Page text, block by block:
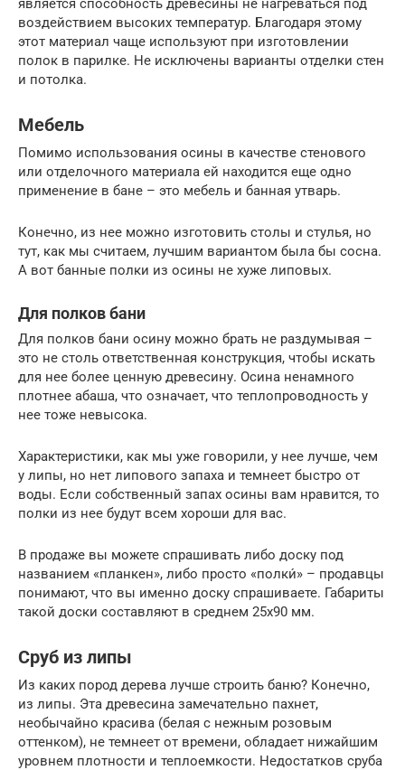
является способность древесины не нагреваться под
воздействием высоких температур. Благодаря этому
этот материал чаще используют при изготовлении
полок в парилке. Не исключены варианты отделки стен
и потолка.
Мебель
Помимо использования осины в качестве стенового
или отделочного материала ей находится еще одно
применение в бане – это мебель и банная утварь.
Конечно, из нее можно изготовить столы и стулья, но
тут, как мы считаем, лучшим вариантом была бы сосна.
А вот банные полки из осины не хуже липовых.
Для полков бани
Для полков бани осину можно брать не раздумывая –
это не столь ответственная конструкция, чтобы искать
для нее более ценную древесину. Осина ненамного
плотнее абаша, что означает, что теплопроводность у
нее тоже невысока.
Характеристики, как мы уже говорили, у нее лучше, чем
у липы, но нет липового запаха и темнеет быстро от
воды. Если собственный запах осины вам нравится, то
полки из нее будут всем хороши для вас.
В продаже вы можете спрашивать либо доску под
названием «планкен», либо просто «полки́» – продавцы
понимают, что вы именно доску спрашиваете. Габариты
такой доски составляют в среднем 25х90 мм.
Сруб из липы
Из каких пород дерева лучше строить баню? Конечно,
из липы. Эта древесина замечательно пахнет,
необычайно красива (белая с нежным розовым
оттенком), не темнеет от времени, обладает нижайшим
уровнем плотности и теплоемкости. Недостатков сруба